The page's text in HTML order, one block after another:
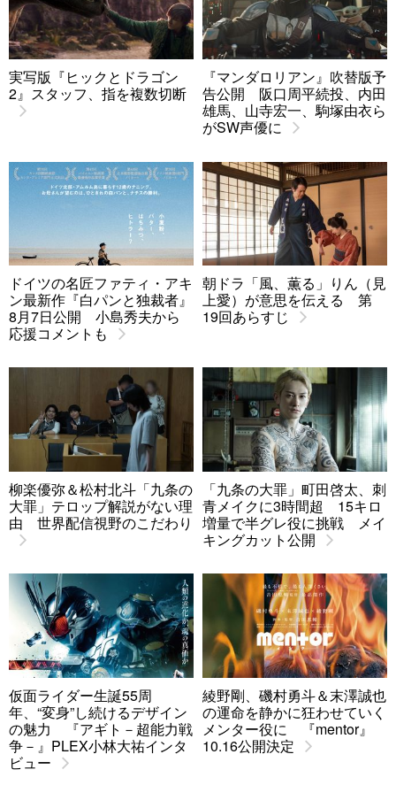
実写版『ヒックとドラゴン
2』スタッフ、指を複数切断
『マンダロリアン』吹替版予
告公開 阪口周平続投、内田
雄馬、山寺宏一、駒塚由衣ら
がSW声優に
ドイツの名匠ファティ・アキ
ン最新作『白パンと独裁者』
8月7日公開 小島秀夫から
応援コメントも
朝ドラ「風、薫る」りん（見
上愛）が意思を伝える 第
19回あらすじ
柳楽優弥＆松村北斗「九条の
大罪」テロップ解説がない理
由 世界配信視野のこだわり
「九条の大罪」町田啓太、刺
青メイクに3時間超 15キロ
増量で半グレ役に挑戦 メイ
キングカット公開
仮面ライダー生誕55周
年、“変身”し続けるデザイン
の魅力 『アギト－超能力戦
争－』PLEX小林大祐インタ
ビュー
綾野剛、磯村勇斗＆末澤誠也
の運命を静かに狂わせていく
メンター役に 『mentor』
10.16公開決定